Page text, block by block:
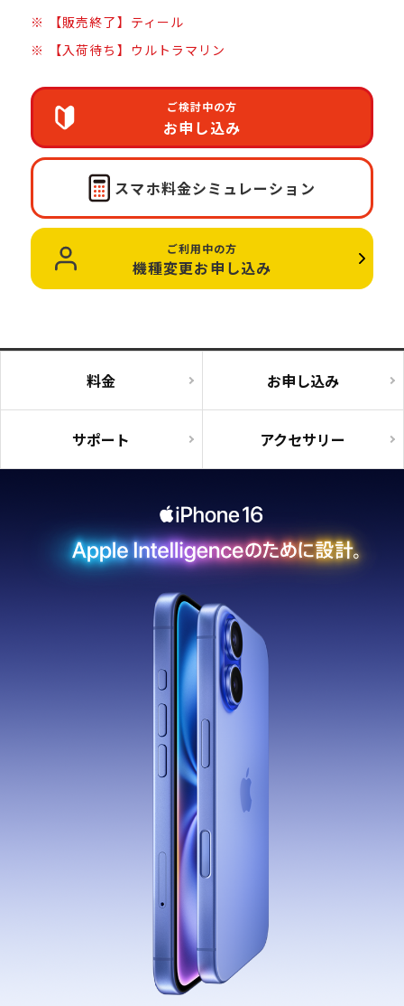
【販売終了】ティール
【入荷待ち】ウルトラマリン
ご検討中の方
お申し込み
スマホ料金シミュレーション
ご利用中の方
機種変更お申し込み
料金 お申し込み
サポート アクセサリー